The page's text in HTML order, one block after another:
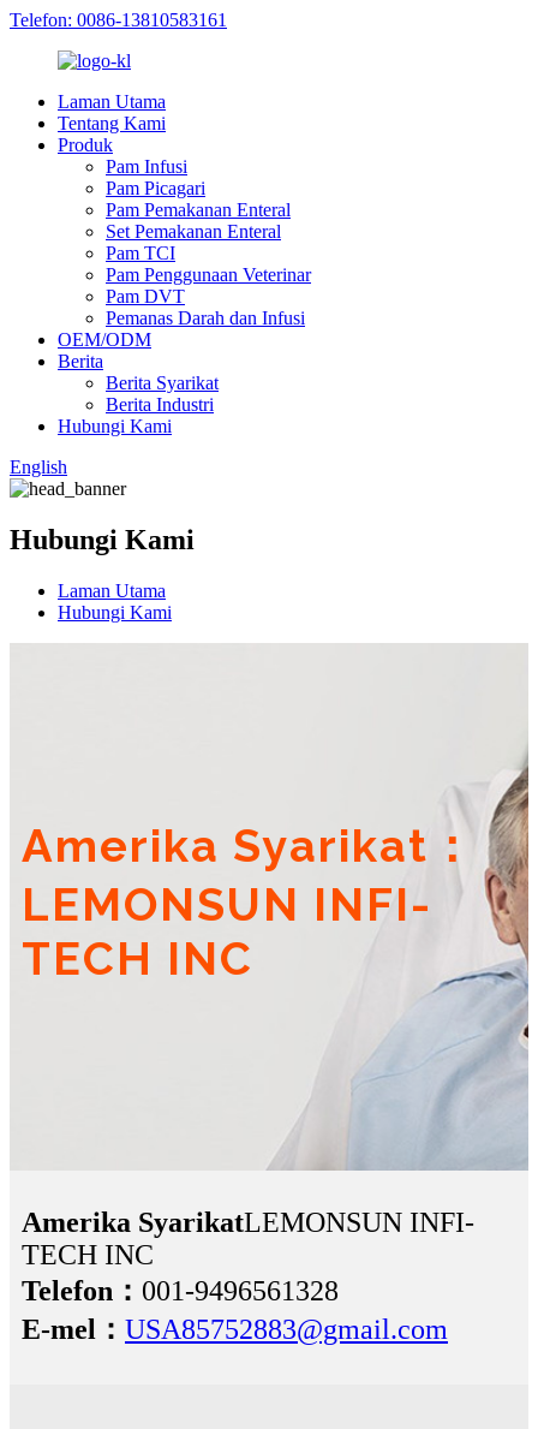
Telefon: 0086-13810583161
Laman Utama
Tentang Kami
Produk
Pam Infusi
Pam Picagari
Pam Pemakanan Enteral
Set Pemakanan Enteral
Pam TCI
Pam Penggunaan Veterinar
Pam DVT
Pemanas Darah dan Infusi
OEM/ODM
Berita
Berita Syarikat
Berita Industri
Hubungi Kami
English
Hubungi Kami
Laman Utama
Hubungi Kami
Amerika Syarikat：
LEMONSUN INFI-
TECH INC
Amerika SyarikatLEMONSUN INFI-
TECH INC
Telefon： 001-9496561328
E-mel： USA85752883@gmail.com